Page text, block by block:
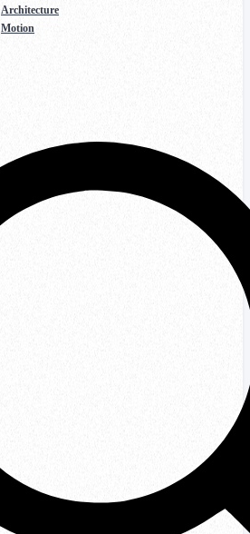
Architecture
Motion